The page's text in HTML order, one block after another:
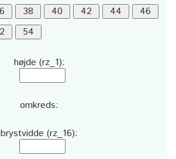
højde (rz_1):
omkreds:
brystvidde (rz_16):